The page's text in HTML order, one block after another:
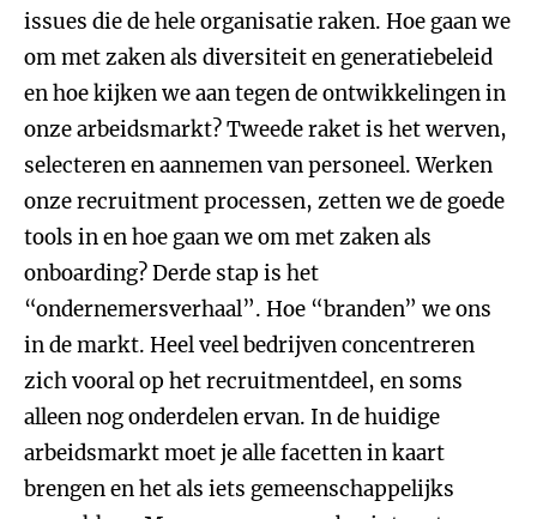
issues die de hele organisatie raken. Hoe gaan we
om met zaken als diversiteit en generatiebeleid
en hoe kijken we aan tegen de ontwikkelingen in
onze arbeidsmarkt? Tweede raket is het werven,
selecteren en aannemen van personeel. Werken
onze recruitment processen, zetten we de goede
tools in en hoe gaan we om met zaken als
onboarding? Derde stap is het
“ondernemersverhaal”. Hoe “branden” we ons
in de markt. Heel veel bedrijven concentreren
zich vooral op het recruitmentdeel, en soms
alleen nog onderdelen ervan. In de huidige
arbeidsmarkt moet je alle facetten in kaart
brengen en het als iets gemeenschappelijks